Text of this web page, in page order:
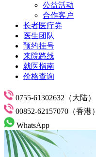
公益活动
合作客户
长者医疗劵
医生团队
预约挂号
来院路线
就医指南
价格查询
0755-61302632（大陆）
00852-62157070（香港）
WhatsApp